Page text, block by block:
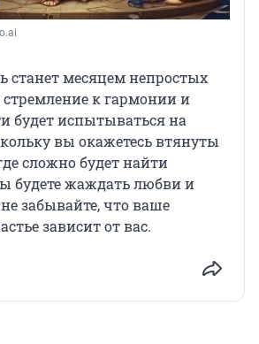
станет месяцем непростых
к гармонии и
будет испытываться на
вы окажетесь втянуты
сложно будет найти
будете жаждать любви и
забывайте, что ваше
зависит от вас.